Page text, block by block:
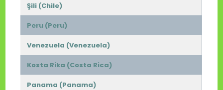
Şili (Chile)
Peru (Peru)
Venezuela (Venezuela)
Kosta Rika (Costa Rica)
Panama (Panama)